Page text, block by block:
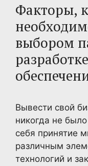
Факторы,
выбором
Вывести свой
никогда не
себя принятие
различным
технологий и